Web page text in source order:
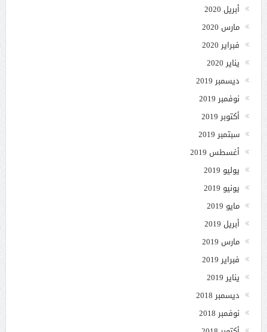
أبريل 2020
مارس 2020
فبراير 2020
يناير 2020
ديسمبر 2019
نوفمبر 2019
أكتوبر 2019
سبتمبر 2019
أغسطس 2019
يوليو 2019
يونيو 2019
مايو 2019
أبريل 2019
مارس 2019
فبراير 2019
يناير 2019
ديسمبر 2018
نوفمبر 2018